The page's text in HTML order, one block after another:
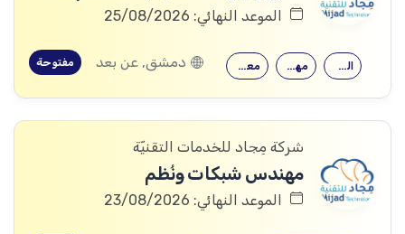
الموعد النهائي: 25/08/2026
معرفة جيدة… مهارات قوية… القدرة على… دمشق, عن بعد مفتوحة
شركة مِجاد للخدمات التقنيّة
مهندس شبكات ونُظم
الموعد النهائي: 23/08/2026